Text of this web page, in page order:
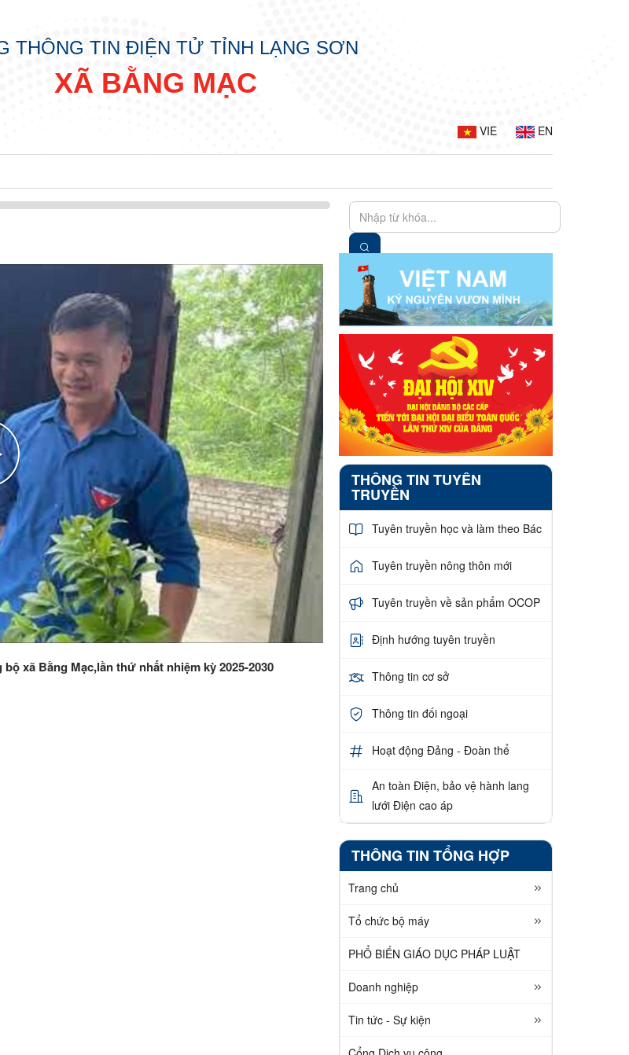
THÔNG TIN ĐIỆN TỬ TỈNH LẠNG SƠN
XÃ BẰNG MẠC
VIE EN
xã Bằng Mạc,lần thứ nhất nhiệm kỳ 2025-2030
THÔNG TIN TUYÊN
TRUYỀN
Tuyên truyền học và làm theo Bác
Tuyên truyền nông thôn mới
Tuyên truyền về sản phẩm OCOP
Định hướng tuyên truyền
Thông tin cơ sở
Thông tin đối ngoại
Hoạt động Đảng - Đoàn thể
An toàn Điện, bảo vệ hành lang
lưới Điện cao áp
THÔNG TIN TỔNG HỢP
Trang chủ
Tổ chức bộ máy
PHỔ BIẾN GIÁO DỤC PHÁP LUẬT
Doanh nghiệp
Tin tức - Sự kiện